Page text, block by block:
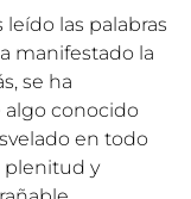
las palabras
manifestado la
se ha
algo conocido
en todo
plenitud y